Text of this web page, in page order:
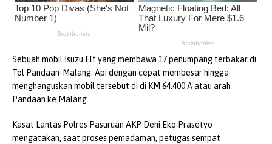
Sebuah mobil Isuzu Elf yang membawa 17 penumpang terbakar di
Tol Pandaan-Malang. Api dengan cepat membesar hingga
menghanguskan mobil tersebut di di KM 64.400 A atau arah
Pandaan ke Malang.
Kasat Lantas Polres Pasuruan AKP Deni Eko Prasetyo
mengatakan, saat proses pemadaman, petugas sempat